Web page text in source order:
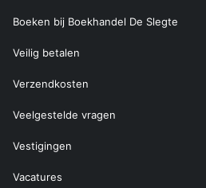
Boeken bij Boekhandel De Slegte
Veilig betalen
Verzendkosten
Veelgestelde vragen
Vestigingen
Vacatures